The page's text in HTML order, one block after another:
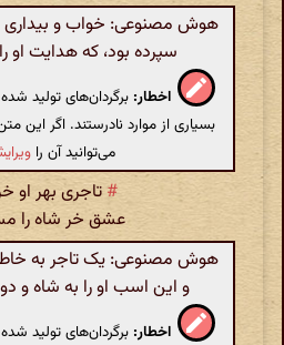
هوش مصنوعی: خواب و بیداری
سپرده بود، که هدایت او
اخطار: برگردان‌های تولید
بسیاری از موارد نادرستند. اگر این
می‌توانید آن را
#تاجری بهر او
عشق خر شاه را
هوش مصنوعی: یک تاجر به
و این اسب او را به شاه و
اخطار: برگردان‌های تولید